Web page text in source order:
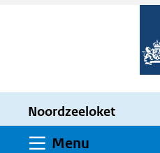
worden
toegestaan
Noordzeeloket
Menu